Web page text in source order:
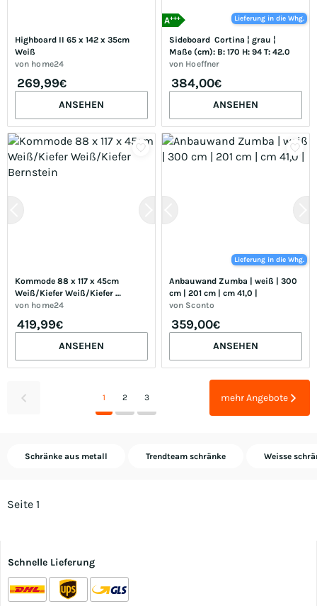
Highboard II 65 x 142 x 35cm
Weiß
von home24
269,99€
ANSEHEN
Lieferung in die Whg.
A+++
Sideboard  Cortina ¦ grau ¦
Maße (cm): B: 170 H: 94 T: 42.0
von Hoeffner
384,00€
ANSEHEN
Kommode 88 x 117 x 45cm
Weiß/Kiefer Weiß/Kiefer
Bernstein
von home24
419,99€
ANSEHEN
Lieferung in die Whg.
Anbauwand Zumba | weiß | 300
cm | 201 cm | cm 41,0 |
von Sconto
359,00€
ANSEHEN
1 2 3 mehr Angebote
Schränke aus metall Trendteam schränke Weisse
Seite 1
Schnelle Lieferung